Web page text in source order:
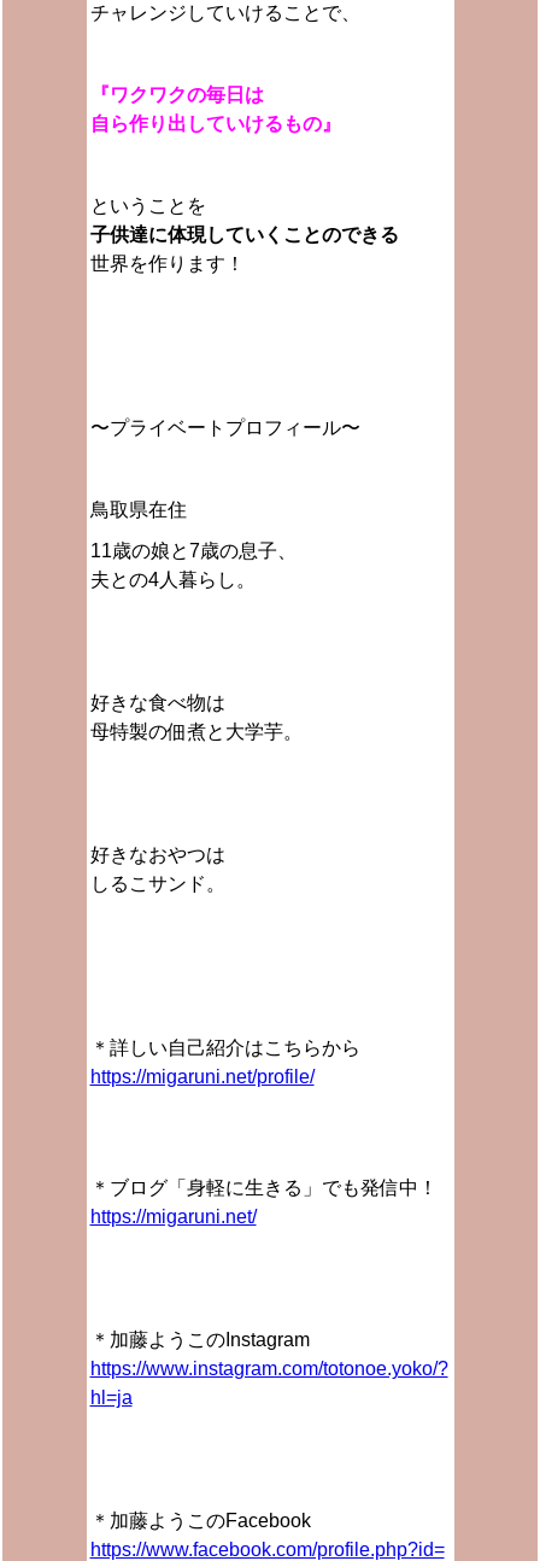
チャレンジしていけることで、
『ワクワクの毎日は
自ら作り出していけるもの』
ということを
子供達に体現していくことのできる
世界を作ります！
〜プライベートプロフィール〜
鳥取県在住
11歳の娘と7歳の息子、
夫との4人暮らし。
好きな食べ物は
母特製の佃煮と大学芋。
好きなおやつは
しるこサンド。
＊詳しい自己紹介はこちらから
https://migaruni.net/profile/
＊ブログ「身軽に生きる」でも発信中！
https://migaruni.net/
＊加藤ようこのInstagram
https://www.instagram.com/totonoe.yoko/?
hl=ja
＊加藤ようこのFacebook
https://www.facebook.com/profile.php?id=